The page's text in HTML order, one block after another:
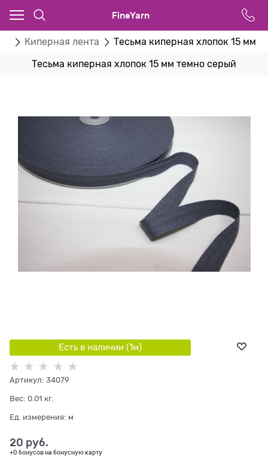
FineYarn
Киперная лента Тесьма киперная хлопок 15 мм
Тесьма киперная хлопок 15 мм темно серый
Есть в наличии (1м)
Артикул: 34079
Вес: 0.01 кг.
Ед. измерения: м
20 руб.
+0 бонусов на бонусную карту